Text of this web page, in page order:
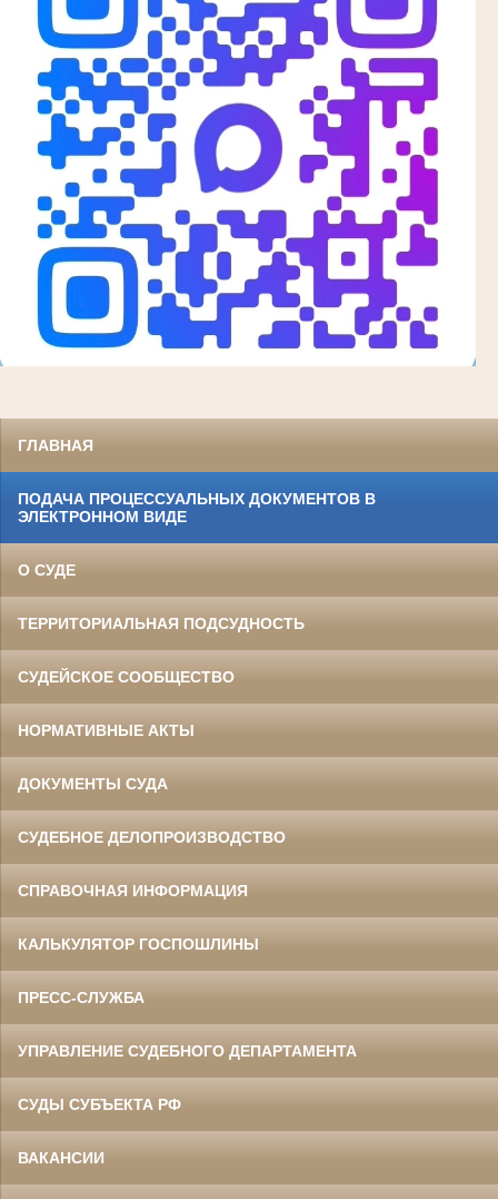
ГЛАВНАЯ
ПОДАЧА ПРОЦЕССУАЛЬНЫХ ДОКУМЕНТОВ В
ЭЛЕКТРОННОМ ВИДЕ
О СУДЕ
ТЕРРИТОРИАЛЬНАЯ ПОДСУДНОСТЬ
СУДЕЙСКОЕ СООБЩЕСТВО
НОРМАТИВНЫЕ АКТЫ
ДОКУМЕНТЫ СУДА
СУДЕБНОЕ ДЕЛОПРОИЗВОДСТВО
СПРАВОЧНАЯ ИНФОРМАЦИЯ
КАЛЬКУЛЯТОР ГОСПОШЛИНЫ
ПРЕСС-СЛУЖБА
УПРАВЛЕНИЕ СУДЕБНОГО ДЕПАРТАМЕНТА
СУДЫ СУБЪЕКТА РФ
ВАКАНСИИ